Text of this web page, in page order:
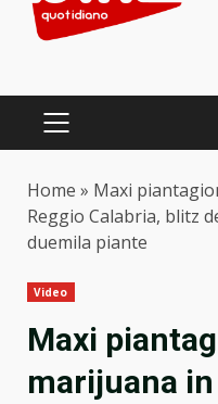
PRIMARY
Home » Maxi
Reggio Calabria, blitz
duemila piante
Video
Maxi
marijuana